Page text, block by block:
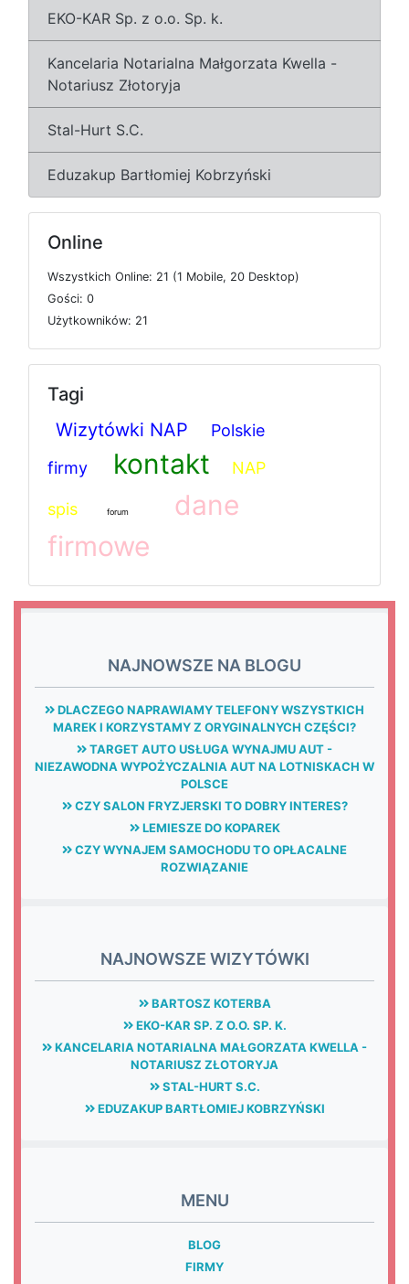
EKO-KAR Sp. z o.o. Sp. k.
Kancelaria Notarialna Małgorzata Kwella -
Notariusz Złotoryja
Stal-Hurt S.C.
Eduzakup Bartłomiej Kobrzyński
Online
Wszystkich Online: 21 (1 Mobile, 20 Desktop)
Gości: 0
Użytkowników: 21
Tagi
Wizytówki NAP
Polskie
firmy
kontakt NAP
spis forum
dane
firmowe
NAJNOWSZE NA BLOGU
DLACZEGO NAPRAWIAMY TELEFONY WSZYSTKICH
MAREK I KORZYSTAMY Z ORYGINALNYCH CZĘŚCI?
TARGET AUTO USŁUGA WYNAJMU AUT -
NIEZAWODNA WYPOŻYCZALNIA AUT NA LOTNISKACH W
POLSCE
CZY SALON FRYZJERSKI TO DOBRY INTERES?
LEMIESZE DO KOPAREK
CZY WYNAJEM SAMOCHODU TO OPŁACALNE
ROZWIĄZANIE
NAJNOWSZE WIZYTÓWKI
BARTOSZ KOTERBA
EKO-KAR SP. Z O.O. SP. K.
KANCELARIA NOTARIALNA MAŁGORZATA KWELLA -
NOTARIUSZ ZŁOTORYJA
STAL-HURT S.C.
EDUZAKUP BARTŁOMIEJ KOBRZYŃSKI
MENU
BLOG
FIRMY